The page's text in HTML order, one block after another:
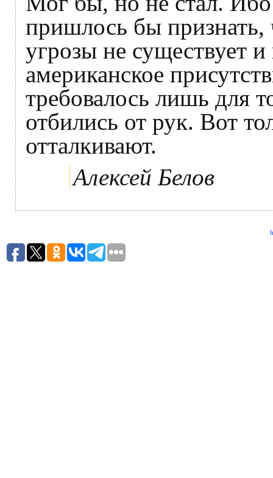
пришлось бы признать,
угрозы не существует
американское
требовалось лишь для
отбились от рук. Вот
отталкивают.
Алексей Белов